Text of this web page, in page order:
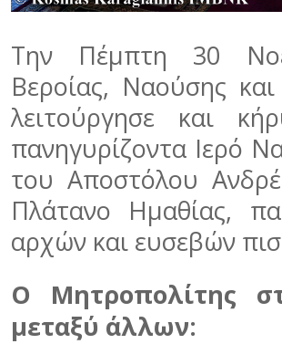
Την Πέμπτη 30
Βεροίας, Ναούσης
λειτούργησε και
πανηγυρίζοντα Ιερό
του Αποστόλου
Πλάτανο Ημαθίας,
αρχών και ευσεβών
Ο Μητροπολίτης
μεταξύ άλλων: